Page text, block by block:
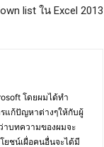
list ใน Excel 2013
โดยผมได้ทำ
แก้ปัญหาต่างๆให้กับผู้
าบทความของผมจะ
ยชน์เผื่อคนอื่นจะได้มี